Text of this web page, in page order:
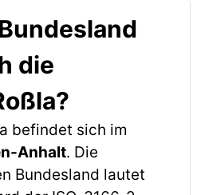
die
befindet sich im
Anhalt. Die
Bundesland lautet